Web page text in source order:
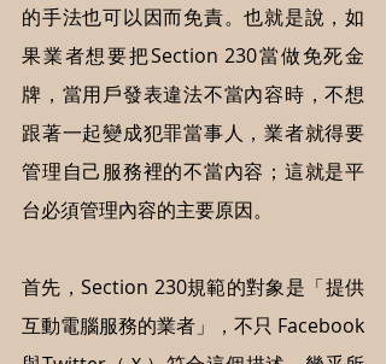
的手法也可以因而免責。也就是說，如
果業者想要把Section 230當做免死金
牌，當用戶發表違法不當內容時，不想
跟著一起變成犯罪當事人，業者就得要
管理自己服務裡的不當內容；這就是平
台必須管理內容的主要原因。
首先，Section 230規範的對象是「提供
互動電腦服務的業者」，不只 Facebook